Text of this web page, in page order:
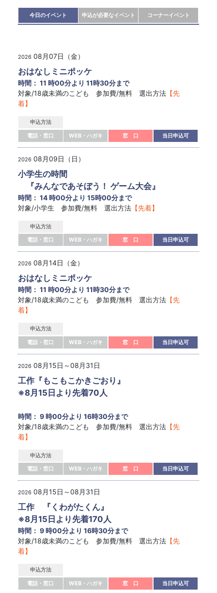
今日のイベント 申込が必要なイベント コーナーイベント
2026 08月07日（金）
おはなしミニポッケ
時間： 11 時00分より 11時30分まで
対象/18歳未満のこども 参加費/無料 選出方法 【先
着】
申込方法
電話・窓口
WEB・ハガキ 窓 口 当日申込可
2026 08月09日（日）
小学生の時間
『みんなであそぼう！ ゲーム大会』
時間： 14 時00分より 15時00分まで
対象/小学生 参加費/無料 選出方法 【先着】
申込方法
電話・窓口
WEB・ハガキ 窓 口 当日申込可
2026 08月14日（金）
おはなしミニポッケ
時間： 11 時00分より 11時30分まで
対象/18歳未満のこども 参加費/無料 選出方法 【先
着】
申込方法
電話・窓口
WEB・ハガキ 窓 口 当日申込可
2026 08月15日～08月31日
工作『もこもこかきごおり』
※8月15日より先着70人
時間： 9 時00分より 16時30分まで
対象/18歳未満のこども 参加費/無料 選出方法 【先
着】
申込方法
電話・窓口
WEB・ハガキ 窓 口 当日申込可
2026 08月15日～08月31日
工作 『くわがたくん』
※8月15日より先着170人
時間： 9 時00分より 16時30分まで
対象/18歳未満のこども 参加費/無料 選出方法 【先
着】
申込方法
電話・窓口
WEB・ハガキ 窓 口 当日申込可